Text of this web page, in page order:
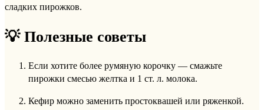
сладких пирожков.
💡 Полезные советы
Если хотите более румяную корочку — смажьте
пирожки смесью желтка и 1 ст. л. молока.
Кефир можно заменить простоквашей или ряженкой.